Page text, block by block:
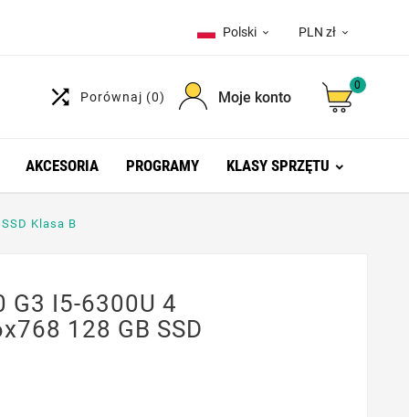
Polski  PLN zł 
 Porównaj (0) Moje konto
0
AKCESORIA PROGRAMY KLASY SPRZĘTU
Klasa B
G3 I5-6300U 4
128 GB SSD